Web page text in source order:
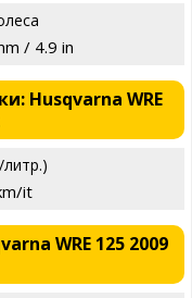
/ 4.9 in
Husqvarna WRE
it
WRE 125 2009